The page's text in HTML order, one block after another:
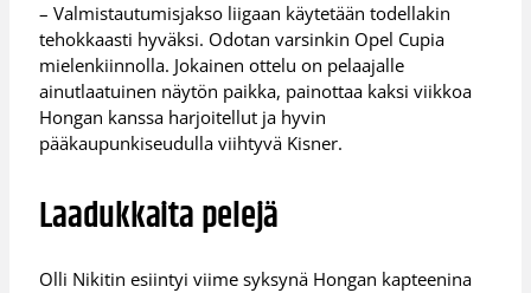
– Valmistautumisjakso liigaan käytetään todellakin
tehokkaasti hyväksi. Odotan varsinkin Opel Cupia
mielenkiinnolla. Jokainen ottelu on pelaajalle
ainutlaatuinen näytön paikka, painottaa kaksi viikkoa
Hongan kanssa harjoitellut ja hyvin
pääkaupunkiseudulla viihtyvä Kisner.
Laadukkaita pelejä
Olli Nikitin esiintyi viime syksynä Hongan kapteenina